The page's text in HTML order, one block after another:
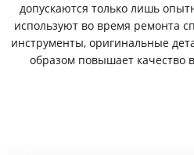
допускаются только лишь
используют во время ремонта
инструменты, оригинальные
образом повышает качество